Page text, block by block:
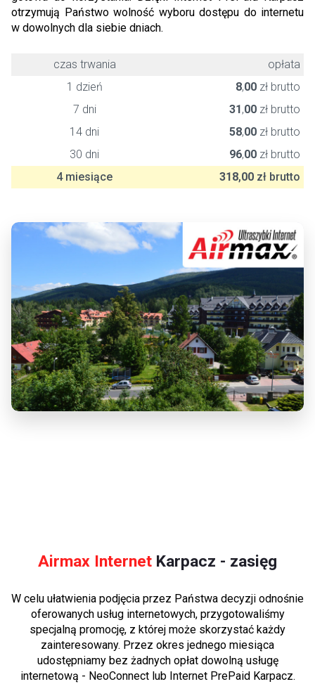
otrzymują Państwo wolność wyboru dostępu do internetu
w dowolnych dla siebie dniach.
czas trwania
opłata
1 dzień
8,00 zł brutto
7 dni
31,00 zł brutto
14 dni
58,00 zł brutto
30 dni
96,00 zł brutto
4 miesiące
318,00 zł brutto
Airmax Internet Karpacz - zasięg
W celu ułatwienia podjęcia przez Państwa decyzji odnośnie
oferowanych usług internetowych, przygotowaliśmy
specjalną promocję, z której może skorzystać każdy
zainteresowany. Przez okres jednego miesiąca
udostępniamy bez żadnych opłat dowolną usługę
internetową - NeoConnect lub Internet PrePaid Karpacz.